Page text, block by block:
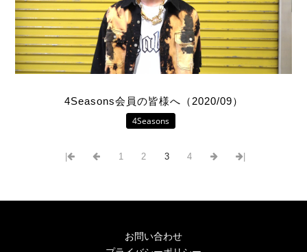
4Seasons会員の皆様へ（2020/09）
4Seasons
1 2 3 4
お問い合わせ